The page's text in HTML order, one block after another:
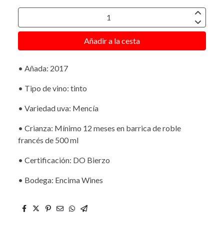
Añadir a la cesta
• Añada: 2017
• Tipo de vino: tinto
• Variedad uva: Mencía
• Crianza: Mínimo 12 meses en barrica de roble
francés de 500 ml
• Certificación: DO Bierzo
• Bodega: Encima Wines